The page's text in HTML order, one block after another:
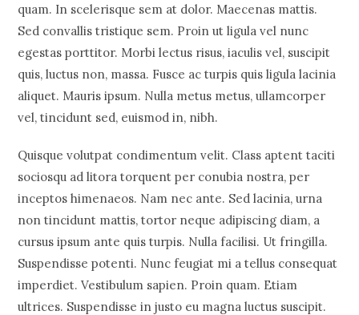
quam. In scelerisque sem at dolor. Maecenas mattis.
Sed convallis tristique sem. Proin ut ligula vel nunc
egestas porttitor. Morbi lectus risus, iaculis vel, suscipit
quis, luctus non, massa. Fusce ac turpis quis ligula lacinia
aliquet. Mauris ipsum. Nulla metus metus, ullamcorper
vel, tincidunt sed, euismod in, nibh.
Quisque volutpat condimentum velit. Class aptent taciti
sociosqu ad litora torquent per conubia nostra, per
inceptos himenaeos. Nam nec ante. Sed lacinia, urna
non tincidunt mattis, tortor neque adipiscing diam, a
cursus ipsum ante quis turpis. Nulla facilisi. Ut fringilla.
Suspendisse potenti. Nunc feugiat mi a tellus consequat
imperdiet. Vestibulum sapien. Proin quam. Etiam
ultrices. Suspendisse in justo eu magna luctus suscipit.